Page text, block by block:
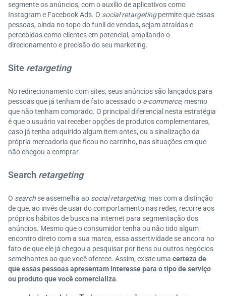
segmente os anúncios, com o auxílio de aplicativos como
Instagram e Facebook Ads. O social retargetingpermite que essas
pessoas, ainda no topo do funil de vendas, sejam atraídas e
percebidas como clientes em potencial, ampliando o
direcionamento e precisão do seu marketing.
Site retargeting
No redirecionamento com sites, seus anúncios são lançados para
pessoas que já tenham de fato acessado o e-commerce, mesmo
que não tenham comprado. O principal diferencial nesta estratégia
é que o usuário vai receber opções de produtos complementares,
caso já tenha adquirido algum item antes, ou a sinalização da
própria mercadoria que ficou no carrinho, nas situações em que
não chegou a comprar.
Search retargeting
O search se assemelha ao social retargeting, mas com a distinção
de que, ao invés de usar do comportamento nas redes, recorre aos
próprios hábitos de busca na internet para segmentação dos
anúncios. Mesmo que o consumidor tenha ou não tido algum
encontro direto com a sua marca, essa assertividade se ancora no
fato de que ele já chegou a pesquisar por itens ou outros negócios
semelhantes ao que você oferece. Assim, existe uma certeza de
que essas pessoas apresentam interesse para o tipo de serviço
ou produto que você comercializa.